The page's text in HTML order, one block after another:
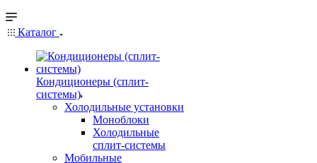
Каталог
Кондиционеры (сплит-
системы)
Холодильные установки
Моноблоки
Холодильные
сплит-системы
Мобильные